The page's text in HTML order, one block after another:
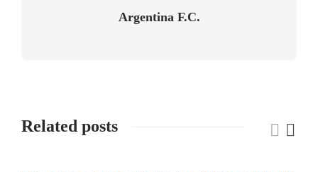
Argentina F.C.
Related posts